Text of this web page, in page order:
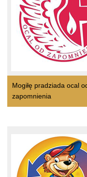
Mogiłę pradziada ocal
zapomnienia